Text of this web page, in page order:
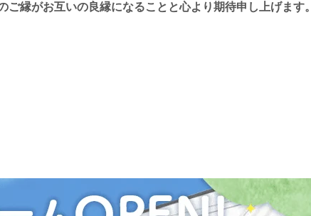
縁がお互いの良縁になることと心より期待申し上げます。